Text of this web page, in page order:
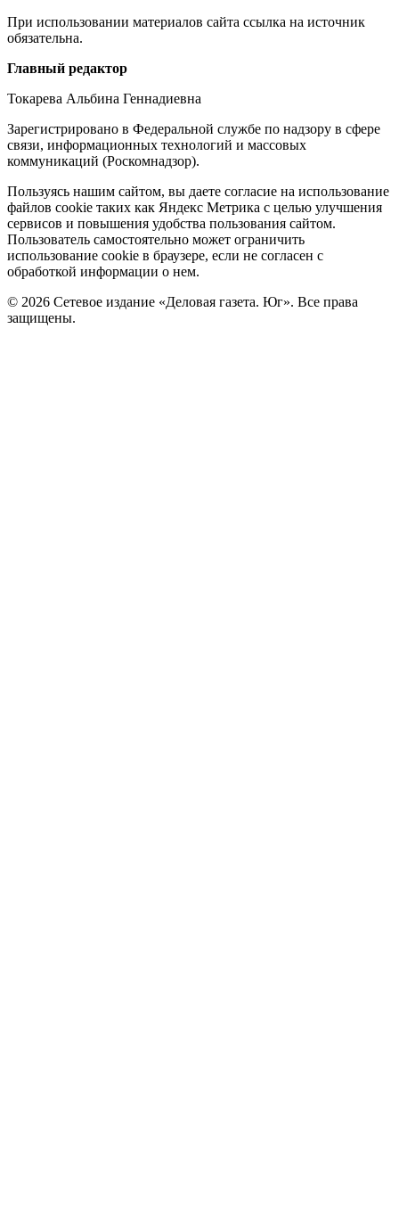
При использовании материалов сайта ссылка на источник
обязательна.
Редакция
Главный редактор
Токарева Альбина Геннадиевна
Зарегистрировано в Федеральной службе по надзору в сфере
связи, информационных технологий и массовых
коммуникаций (Роскомнадзор).
Политика
cookie
Пользуясь нашим сайтом, вы даете согласие на использование
файлов cookie таких как Яндекс Метрика с целью улучшения
сервисов и повышения удобства пользования сайтом.
Пользователь самостоятельно может ограничить
использование cookie в браузере, если не согласен с
обработкой информации о нем.
© 2026 Сетевое издание «Деловая газета. Юг». Все права
защищены.